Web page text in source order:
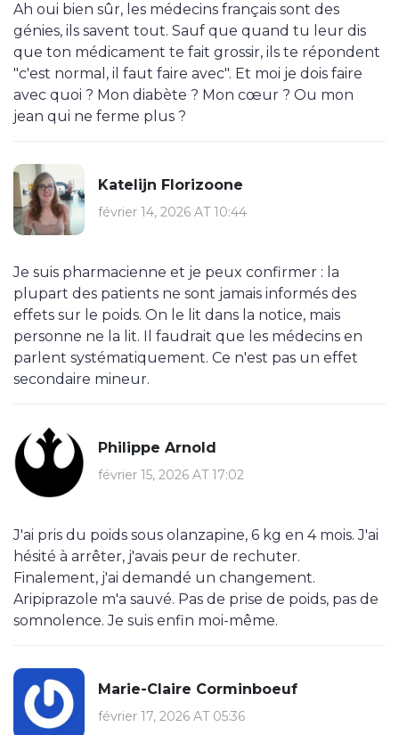
Ah oui bien sûr, les médecins français sont des
génies, ils savent tout. Sauf que quand tu leur dis
que ton médicament te fait grossir, ils te répondent
"c'est normal, il faut faire avec". Et moi je dois faire
avec quoi ? Mon diabète ? Mon cœur ? Ou mon
jean qui ne ferme plus ?
Katelijn Florizoone
février 14, 2026 AT 10:44
Je suis pharmacienne et je peux confirmer : la
plupart des patients ne sont jamais informés des
effets sur le poids. On le lit dans la notice, mais
personne ne la lit. Il faudrait que les médecins en
parlent systématiquement. Ce n'est pas un effet
secondaire mineur.
Philippe Arnold
février 15, 2026 AT 17:02
J'ai pris du poids sous olanzapine, 6 kg en 4 mois. J'ai
hésité à arrêter, j'avais peur de rechuter.
Finalement, j'ai demandé un changement.
Aripiprazole m'a sauvé. Pas de prise de poids, pas de
somnolence. Je suis enfin moi-même.
Marie-Claire Corminboeuf
février 17, 2026 AT 05:36